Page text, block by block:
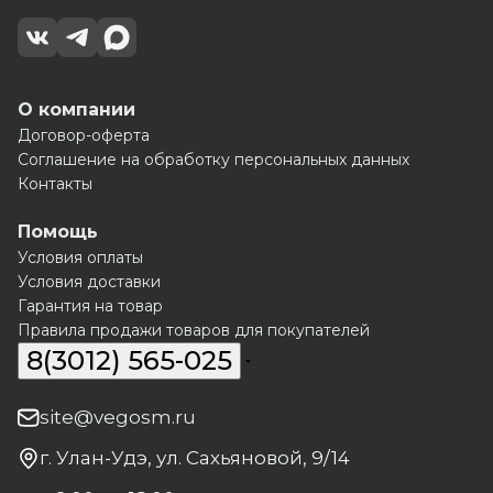
О компании
Договор-оферта
Соглашение на обработку персональных данных
Контакты
Помощь
Условия оплаты
Условия доставки
Гарантия на товар
Правила продажи товаров для покупателей
8(3012) 565-025
site@vegosm.ru
г. Улан-Удэ, ул. Сахьяновой, 9/14